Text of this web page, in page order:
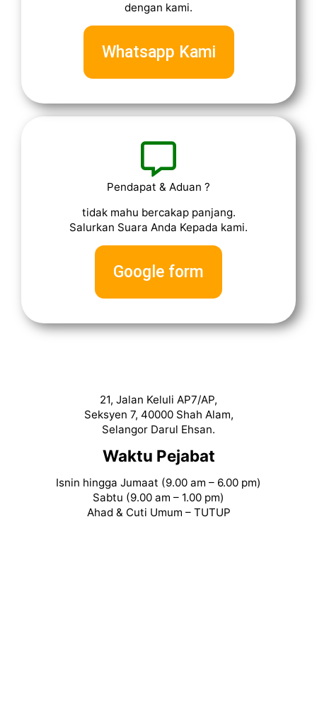
Whatsapp Kami
dengan kami.
Pendapat & Aduan ?
tidak mahu bercakap panjang.
Salurkan Suara Anda Kepada kami.
Google form
21, Jalan Keluli AP7/AP,
Seksyen 7, 40000 Shah Alam,
Selangor Darul Ehsan.
Waktu Pejabat
Isnin hingga Jumaat (9.00 am – 6.00 pm)
Sabtu (9.00 am – 1.00 pm)
Ahad & Cuti Umum – TUTUP